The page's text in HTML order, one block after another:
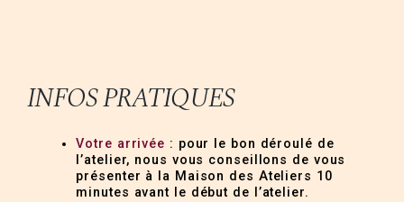
INFOS PRATIQUES
Votre arrivée : pour le bon déroulé de
l’atelier, nous vous conseillons de vous
présenter à la Maison des Ateliers 10
minutes avant le début de l’atelier.